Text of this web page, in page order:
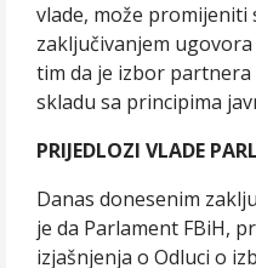
vlade, može
zaključivanjem
tim da je izbor
skladu sa principima
PRIJEDLOZI VLADE
Danas donesenim
je da Parlament FBiH,
izjašnjenja o Odluci o